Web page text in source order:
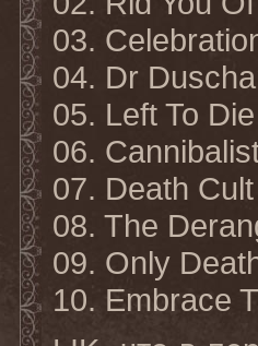
03.
04. Dr
05. Left To Die
06.
07. Death Cult
08. The
09. Only
10. Embrace